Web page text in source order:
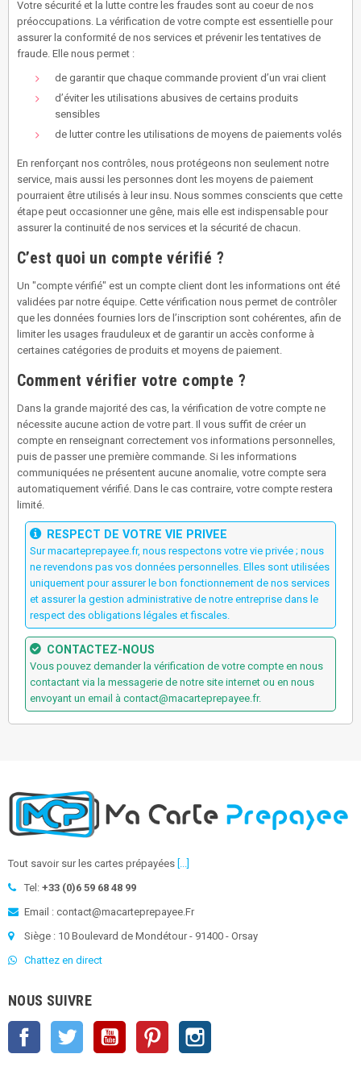
Votre sécurité et la lutte contre les fraudes sont au coeur de nos
préoccupations. La vérification de votre compte est essentielle pour
assurer la conformité de nos services et prévenir les tentatives de
fraude. Elle nous permet :
de garantir que chaque commande provient d’un vrai client
d’éviter les utilisations abusives de certains produits
sensibles
de lutter contre les utilisations de moyens de paiements volés
En renforçant nos contrôles, nous protégeons non seulement notre
service, mais aussi les personnes dont les moyens de paiement
pourraient être utilisés à leur insu. Nous sommes conscients que cette
étape peut occasionner une gêne, mais elle est indispensable pour
assurer la continuité de nos services et la sécurité de chacun.
C’est quoi un compte vérifié ?
Un "compte vérifié" est un compte client dont les informations ont été
validées par notre équipe. Cette vérification nous permet de contrôler
que les données fournies lors de l’inscription sont cohérentes, afin de
limiter les usages frauduleux et de garantir un accès conforme à
certaines catégories de produits et moyens de paiement.
Comment vérifier votre compte ?
Dans la grande majorité des cas, la vérification de votre compte ne
nécessite aucune action de votre part. Il vous suffit de créer un
compte en renseignant correctement vos informations personnelles,
puis de passer une première commande. Si les informations
communiquées ne présentent aucune anomalie, votre compte sera
automatiquement vérifié. Dans le cas contraire, votre compte restera
limité.
RESPECT DE VOTRE VIE PRIVEE
Sur macarteprepayee.fr, nous respectons votre vie privée ; nous
ne revendons pas vos données personnelles. Elles sont utilisées
uniquement pour assurer le bon fonctionnement de nos services
et assurer la gestion administrative de notre entreprise dans le
respect des obligations légales et fiscales.
CONTACTEZ-NOUS
Vous pouvez demander la vérification de votre compte en nous
contactant via la messagerie de notre site internet ou en nous
envoyant un email à contact@macarteprepayee.fr.
Tout savoir sur les cartes prépayées [...]
Tel: +33 (0)6 59 68 48 99
Email : contact@macarteprepayee.Fr
Siège : 10 Boulevard de Mondétour - 91400 - Orsay
Chattez en direct
NOUS SUIVRE
Facebook Twitter YouTube Pinterest